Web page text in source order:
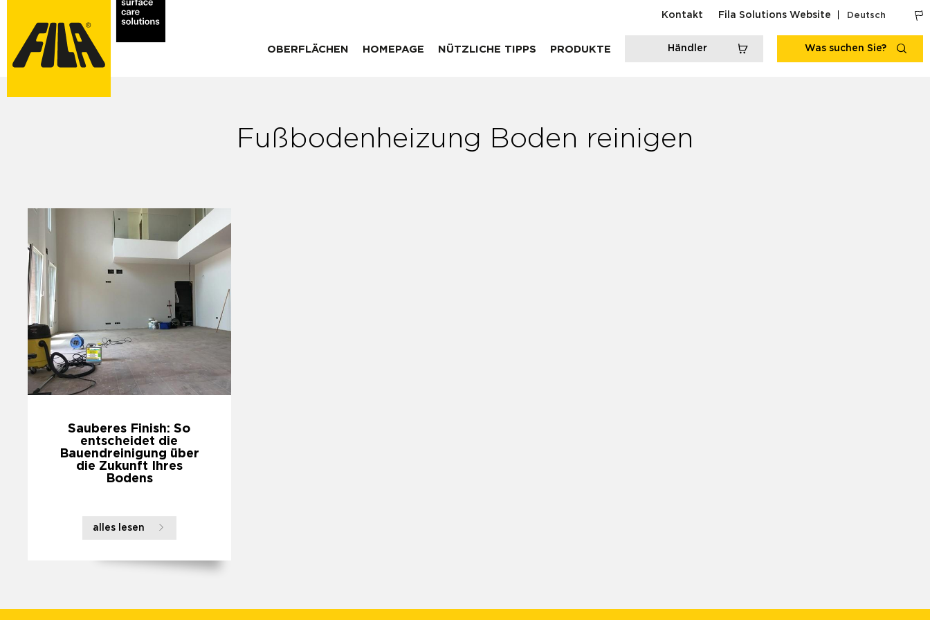
Kontakt Fila Solutions Website Deutsch
OBERFLÄCHEN HOMEPAGE NÜTZLICHE TIPPS PRODUKTE Händler Was suchen Sie?
Fußbodenheizung Boden reinigen
Sauberes Finish: So
entscheidet die
Bauendreinigung über
die Zukunft Ihres
Bodens
alles lesen